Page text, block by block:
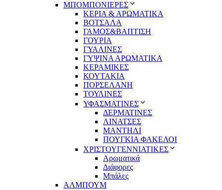
ΜΠΟΜΠΟΝΙΕΡΕΣ
ΚΕΡΙΑ & ΑΡΩΜΑΤΙΚΑ
ΒΟΤΣΑΛΑ
ΓΑΜΟΣ&ΒΑΠΤΙΣΗ
ΓΟΥΡΙΑ
ΓΥΑΛΙΝΕΣ
ΓΥΨΙΝΑ ΑΡΩΜΑΤΙΚΑ
ΚΕΡΑΜΙΚΕΣ
ΚΟΥΤΑΚΙΑ
ΠΟΡΣΕΛΑΝΗ
ΤΟΥΛΙΝΕΣ
ΥΦΑΣΜΑΤΙΝΕΣ
ΔΕΡΜΑΤΙΝΕΣ
ΛΙΝΑΤΣΕΣ
ΜΑΝΤΗΛΙ
ΠΟΥΓΚΙΑ ΦΑΚΕΛΟΙ
ΧΡΙΣΤΟΥΓΕΝΝΙΑΤΙΚΕΣ
Αρωματικά
Διάφορες
Μπάλες
ΑΛΜΠΟΥΜ